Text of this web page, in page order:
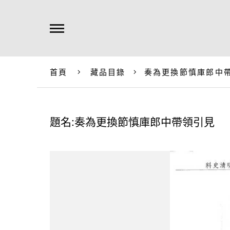
首頁 藏品目錄 奏為更換節慎庫郎中
題名:奏為更換節慎庫郎中帶領引見